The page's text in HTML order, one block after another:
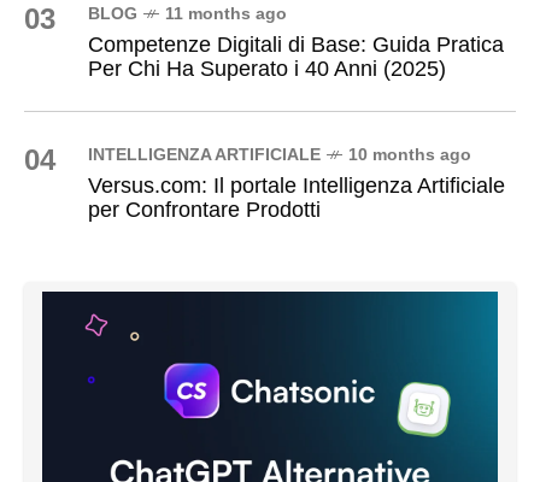
03 BLOG 11 months ago
Competenze Digitali di Base: Guida Pratica
Per Chi Ha Superato i 40 Anni (2025)
04 INTELLIGENZA ARTIFICIALE 10 months ago
Versus.com: Il portale Intelligenza Artificiale
per Confrontare Prodotti